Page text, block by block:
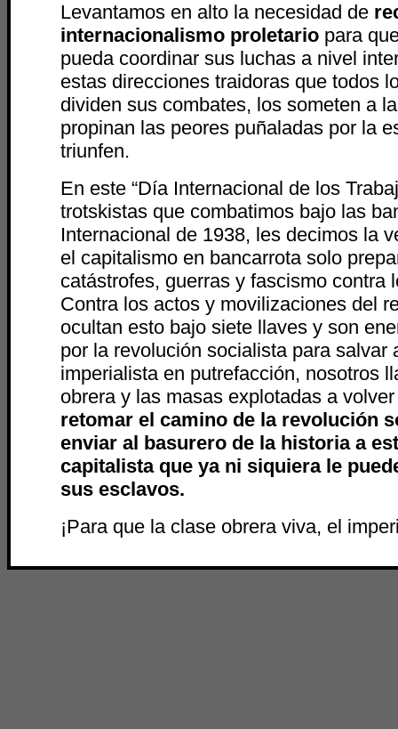
Levantamos en alto la necesidad de
internacionalismo proletario para
pueda coordinar sus luchas a nivel
estas direcciones traidoras que todos
dividen sus combates, los someten a
propinan las peores puñaladas por la
triunfen.
En este “Día Internacional de los
trotskistas que combatimos bajo las
Internacional de 1938, les decimos la
el capitalismo en bancarrota solo
catástrofes, guerras y fascismo contra
Contra los actos y movilizaciones del
ocultan esto bajo siete llaves y son
por la revolución socialista para salvar
imperialista en putrefacción, nosotros
obrera y las masas explotadas a
retomar el camino de la revolución
enviar al basurero de la historia a
capitalista que ya ni siquiera le
sus esclavos.
¡Para que la clase obrera viva, el